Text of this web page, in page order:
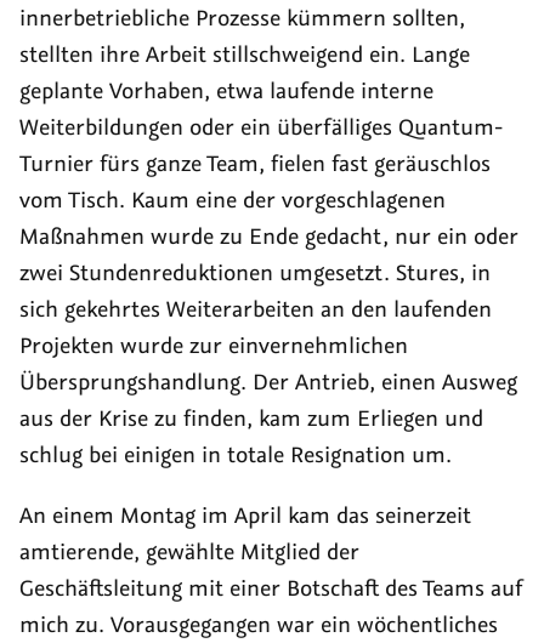
innerbetriebliche Prozesse kümmern sollten,
stellten ihre Arbeit stillschweigend ein. Lange
geplante Vorhaben, etwa laufende interne
Weiterbildungen oder ein überfälliges Quantum-
Turnier fürs ganze Team, fielen fast geräuschlos
vom Tisch. Kaum eine der vorgeschlagenen
Maßnahmen wurde zu Ende gedacht, nur ein oder
zwei Stundenreduktionen umgesetzt. Stures, in
sich gekehrtes Weiterarbeiten an den laufenden
Projekten wurde zur einvernehmlichen
Übersprungshandlung. Der Antrieb, einen Ausweg
aus der Krise zu finden, kam zum Erliegen und
schlug bei einigen in totale Resignation um.
An einem Montag im April kam das seinerzeit
amtierende, gewählte Mitglied der
Geschäftsleitung mit einer Botschaft des Teams auf
mich zu. Vorausgegangen war ein wöchentliches